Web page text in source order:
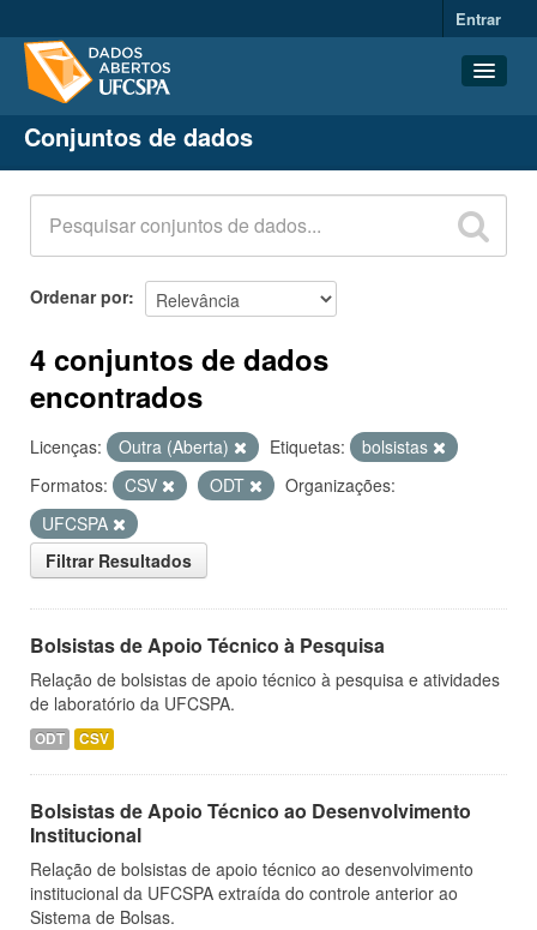
Entrar
Conjuntos de dados
Organizações
Grupos
Sobre
Conjuntos de dados
Ordenar por
4 conjuntos de dados
encontrados
Licenças: Outra (Aberta) Etiquetas:
bolsistas
Formatos:
CSV ODT
Organizações:
UFCSPA
Filtrar Resultados
Bolsistas de Apoio Técnico à Pesquisa
Relação de bolsistas de apoio técnico à pesquisa e atividades
de laboratório da UFCSPA.
ODT CSV
Bolsistas de Apoio Técnico ao Desenvolvimento
Institucional
Relação de bolsistas de apoio técnico ao desenvolvimento
institucional da UFCSPA extraída do controle anterior ao
Sistema de Bolsas.